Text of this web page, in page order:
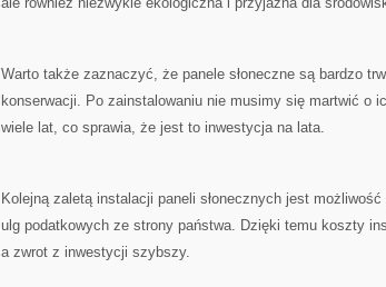
Warto także zaznaczyć, że panele słoneczne​ są bardzo
konserwacji. Po zainstalowaniu nie musimy się martwić o
wiele lat,⁣ co ​sprawia, że jest‌ to inwestycja‌ na‌ lata.
Kolejną zaletą ⁤instalacji paneli słonecznych jest
ulg podatkowych‍ ze ⁤strony państwa. Dzięki temu koszty
a zwrot ‍z inwestycji szybszy.